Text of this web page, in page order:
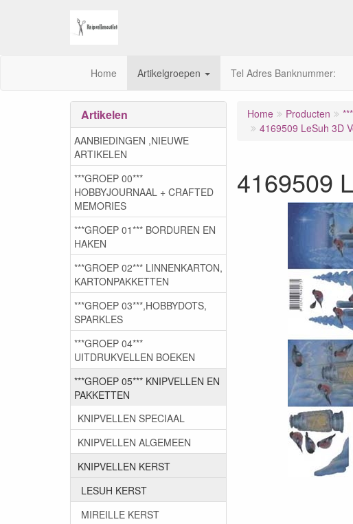
Home Artikelgroepen Tel Adres Banknummer:
Home Producten
4169509 LeSuh 3D
4169509
Artikelen
AANBIEDINGEN ,NIEUWE
ARTIKELEN
***GROEP 00***
HOBBYJOURNAAL + CRAFTED
MEMORIES
***GROEP 01*** BORDUREN EN
HAKEN
***GROEP 02*** LINNENKARTON,
KARTONPAKKETTEN
***GROEP 03***,HOBBYDOTS,
SPARKLES
***GROEP 04***
UITDRUKVELLEN BOEKEN
***GROEP 05*** KNIPVELLEN EN
PAKKETTEN
KNIPVELLEN SPECIAAL
KNIPVELLEN ALGEMEEN
KNIPVELLEN KERST
LESUH KERST
MIREILLE KERST